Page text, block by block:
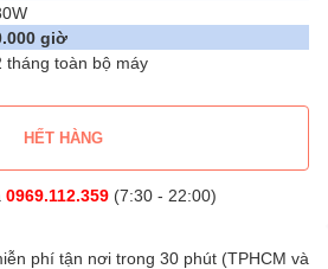
giờ
tháng toàn bộ máy
HẾT HÀNG
0969.112.359 (7:30 - 22:00)
phí tận nơi trong 30 phút (TPHCM và